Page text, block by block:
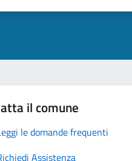
il comune
le domande frequenti
Assistenza